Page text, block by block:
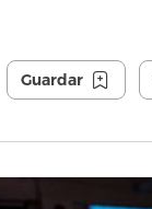
Guardar